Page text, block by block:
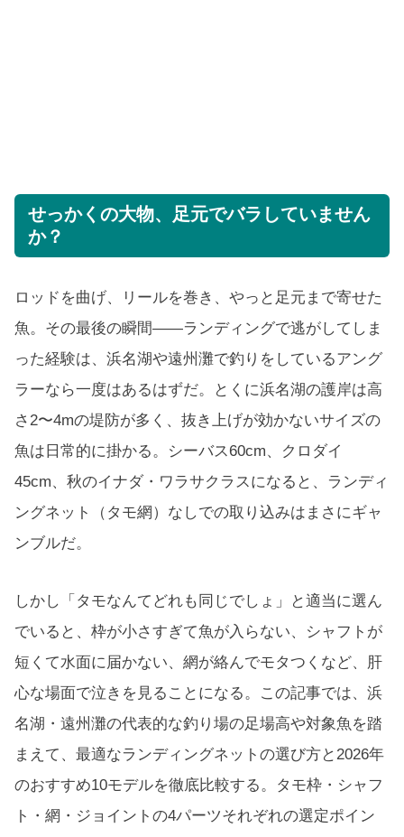
せっかくの大物、足元でバラしていません
か？
ロッドを曲げ、リールを巻き、やっと足元まで寄せた
魚。その最後の瞬間——ランディングで逃がしてしま
った経験は、浜名湖や遠州灘で釣りをしているアング
ラーなら一度はあるはずだ。とくに浜名湖の護岸は高
さ2〜4mの堤防が多く、抜き上げが効かないサイズの
魚は日常的に掛かる。シーバス60cm、クロダイ
45cm、秋のイナダ・ワラサクラスになると、ランディ
ングネット（タモ網）なしでの取り込みはまさにギャ
ンブルだ。
しかし「タモなんてどれも同じでしょ」と適当に選ん
でいると、枠が小さすぎて魚が入らない、シャフトが
短くて水面に届かない、網が絡んでモタつくなど、肝
心な場面で泣きを見ることになる。この記事では、浜
名湖・遠州灘の代表的な釣り場の足場高や対象魚を踏
まえて、最適なランディングネットの選び方と2026年
のおすすめ10モデルを徹底比較する。タモ枠・シャフ
ト・網・ジョイントの4パーツそれぞれの選定ポイン